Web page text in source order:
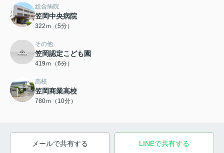
総合病院
笠岡中央病院
322ｍ（5分）
その他
笠岡認定こども園
419ｍ（6分）
高校
笠岡商業高校
780ｍ（10分）
メールで共有する LINEで共有する